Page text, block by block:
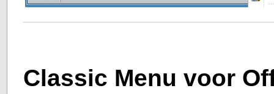
Classic Menu voor